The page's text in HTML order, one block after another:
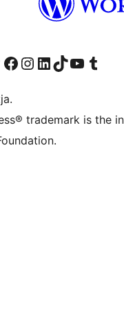
konto na Mastodoncie
naszego Threadsa
Odwiedź naszego Facebooka
Odwiedź nasze konto na Instagramie
Odwiedź nasze konto na LinkedIn
Odwiedź naszego TikToka
Odwiedź nasz kanał
Odwiedź
trademark is the